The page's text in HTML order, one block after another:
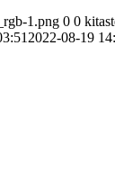
1.png 0 0
2022-08-19